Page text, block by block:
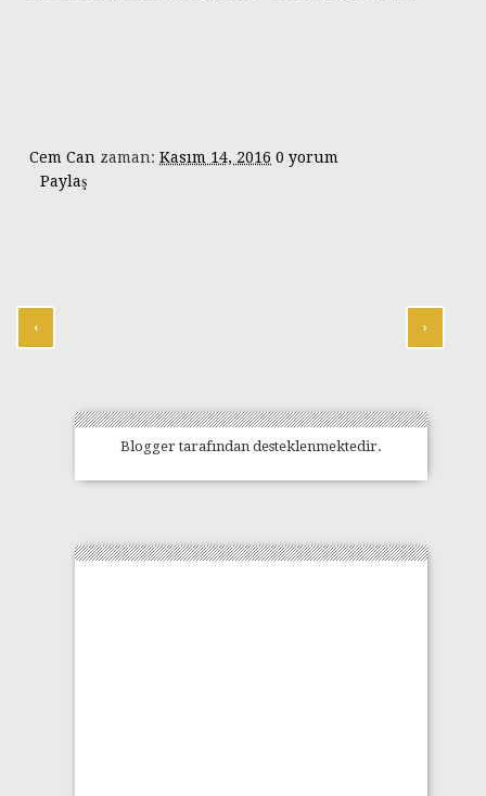
Cem Can zaman: Kasım 14, 2016 0 yorum
Paylaş
‹ ›
Bloggertarafından desteklenmektedir.